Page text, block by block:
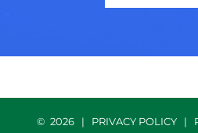
© 2026 | PRIVACY POLICY|